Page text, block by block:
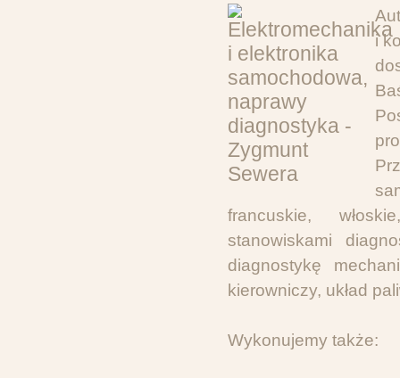
i
francuskie,
stanowiskami
diagnostykę
kierowniczy, układ
Wykonujemy także: